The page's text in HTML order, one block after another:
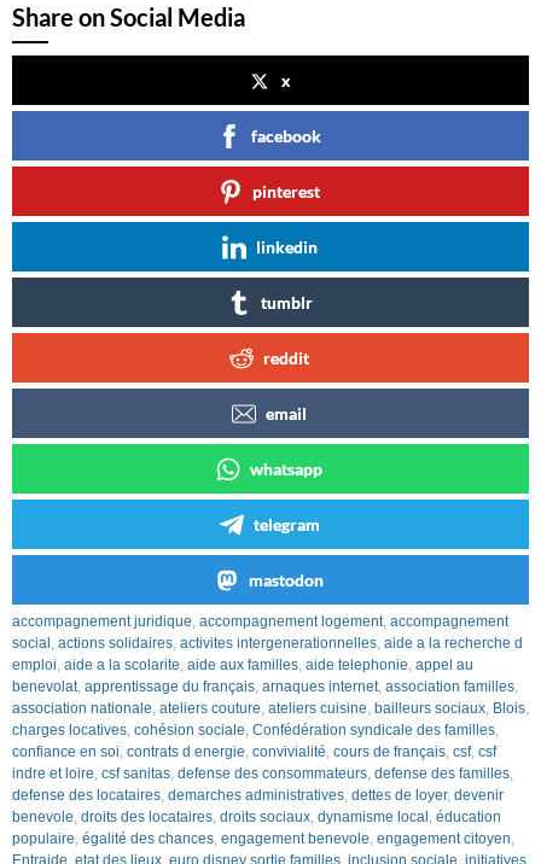
Share on Social Media
x
facebook
pinterest
linkedin
tumblr
reddit
email
whatsapp
telegram
mastodon
accompagnement juridique accompagnement logement, accompagnement
social actions solidaires activites intergenerationnelles aide a la recherche d
emploi aide a la scolarite aide aux familles aide telephonie appel au
benevolat, apprentissage du français arnaques internet, association familles
association nationale ateliers couture ateliers cuisine bailleurs sociaux Blois
charges locatives cohésion sociale Confédération syndicale des familles
confiance en soi contrats d energie convivialité cours de français csf, csf
indre et loire csf sanitas defense des consommateurs defense des familles
defense des locataires demarches administratives dettes de loyer, devenir
benevole droits des locataires droits sociaux dynamisme local éducation
populaire égalité des chances engagement benevole engagement citoyen
Entraide etat des lieux euro disney sortie familles inclusion sociale initiatives